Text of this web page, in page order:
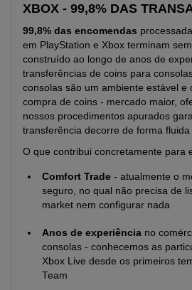
XBOX - 99,8% DAS
99,8% das encomendas
em PlayStation e Xbox terminam
construído ao longo de anos de
transferências de coins para
consolas são um ambiente estável e
compra de coins - mercado maior,
nossos procedimentos apurados
transferência decorre de forma fluida
O que contribui concretamente para
Comfort Trade - atualmente o
seguro, no qual não precisa de
market nem configurar nada
Anos de experiência no
consolas - conhecemos as
Xbox Live desde os primeiros
Team